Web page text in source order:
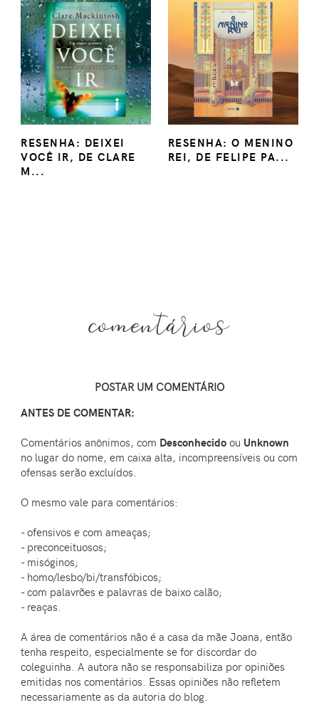
RESENHA: DEIXEI
VOCÊ IR, DE CLARE
M...
RESENHA: O MENINO
REI, DE FELIPE PA...
comentários
POSTAR UM COMENTÁRIO
ANTES DE COMENTAR:
Comentários anônimos, com Desconhecido ou Unknown
no lugar do nome, em caixa alta, incompreensíveis ou com
ofensas serão excluídos.
O mesmo vale para comentários:
- ofensivos e com ameaças;
- preconceituosos;
- misóginos;
- homo/lesbo/bi/transfóbicos;
- com palavrões e palavras de baixo calão;
- reaças.
A área de comentários não é a casa da mãe Joana, então
tenha respeito, especialmente se for discordar do
coleguinha. A autora não se responsabiliza por opiniões
emitidas nos comentários. Essas opiniões não refletem
necessariamente as da autoria do blog.